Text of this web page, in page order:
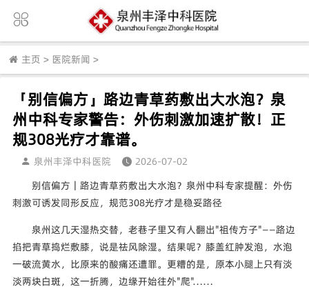
主页 > 医院新闻 >
「别信偏方」路边青草药敷出大水泡？泉
州中科专家警告：外伤刺激加速扩散！正
规308光疗才靠谱。
泉州丰泽中科医院
2026-07-02
别信偏方｜路边青草药敷出大水泡？泉州中科专家提醒：外伤
刺激可诱发同形反应，规范308光疗才是稳妥路径
泉州这几天湿热交替，老巷子里又有人翻出"祖传方子"——路边
掐把青草捣烂敷膝，说是祛风除湿。结果呢？膝盖红肿发泡，水泡
一破流黄水，比原来的酸痛还遭罪。更糟的是，原本小腿上只有淡
淡两块白斑，这一折腾，边缘开始往外"爬"……